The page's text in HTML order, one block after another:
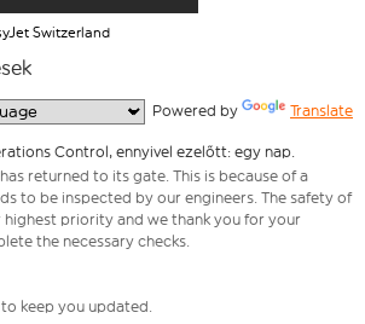
Switzerland
Powered by Translate
Control, ennyivel ezelőtt: egy nap.
returned to its gate. This is because of a
to be inspected by our engineers. The safety of
highest priority and we thank you for your
the necessary checks.
keep you updated.